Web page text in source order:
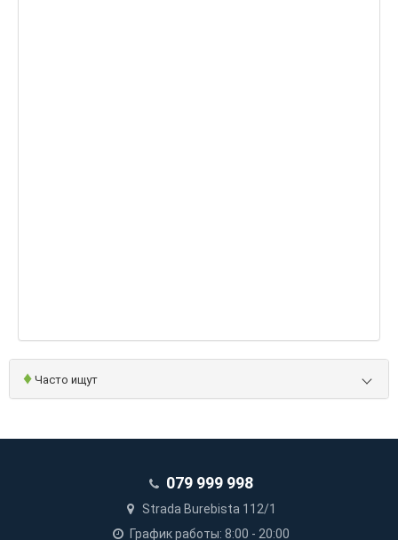
♦ Часто ищут
079 999 998
Strada Burebista 112/1
График работы: 8:00 - 20:00